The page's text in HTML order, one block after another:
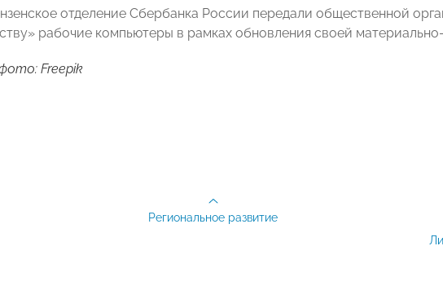
отделение Сбербанка России передали общественной
рабочие компьютеры в рамках обновления своей
Freepik
Региональное развитие